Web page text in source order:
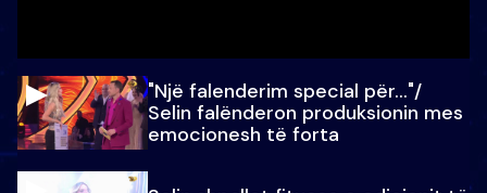
"Një falenderim special për…"/
Selin falënderon produksionin mes
emocionesh të forta